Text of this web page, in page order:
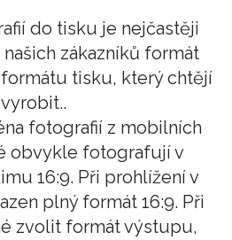
do tisku je nejčastěji
zákazníků formát
tisku, který chtějí
vyrobit..
fotografií z mobilních
obvykle fotografují v
16:9. Při prohlížení v
plný formát 16:9. Při
zvolit formát výstupu,